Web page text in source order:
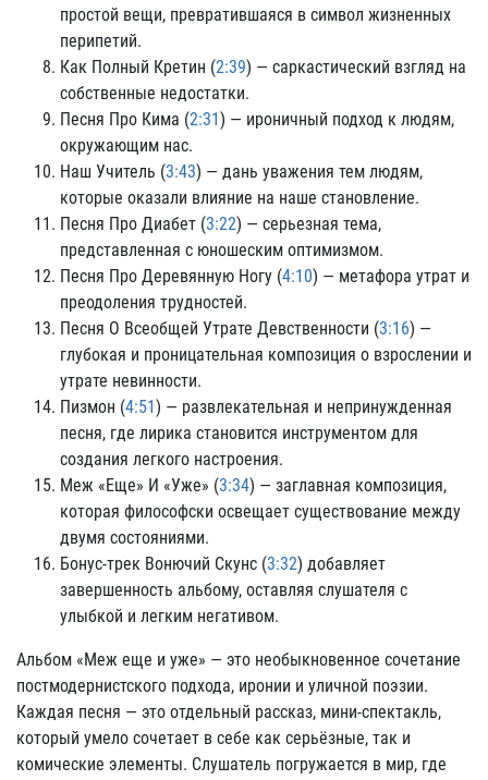
простой вещи, превратившаяся в символ жизненных
перипетий.
Как Полный Кретин (2:39) — саркастический взгляд на
собственные недостатки.
Песня Про Кима (2:31) — ироничный подход к людям,
окружающим нас.
Наш Учитель (3:43) — дань уважения тем людям,
которые оказали влияние на наше становление.
Песня Про Диабет (3:22) — серьезная тема,
представленная с юношеским оптимизмом.
Песня Про Деревянную Ногу (4:10) — метафора утрат и
преодоления трудностей.
Песня О Всеобщей Утрате Девственности (3:16) —
глубокая и проницательная композиция о взрослении и
утрате невинности.
Пизмон (4:51) — развлекательная и непринужденная
песня, где лирика становится инструментом для
создания легкого настроения.
Меж «Еще» И «Уже» (3:34) — заглавная композиция,
которая философски освещает существование между
двумя состояниями.
Бонус-трек Вонючий Скунс (3:32) добавляет
завершенность альбому, оставляя слушателя с
улыбкой и легким негативом.
Альбом «Меж еще и уже» — это необыкновенное сочетание
постмодернистского подхода, иронии и уличной поэзии.
Каждая песня — это отдельный рассказ, мини-спектакль,
который умело сочетает в себе как серьёзные, так и
комические элементы. Слушатель погружается в мир, где